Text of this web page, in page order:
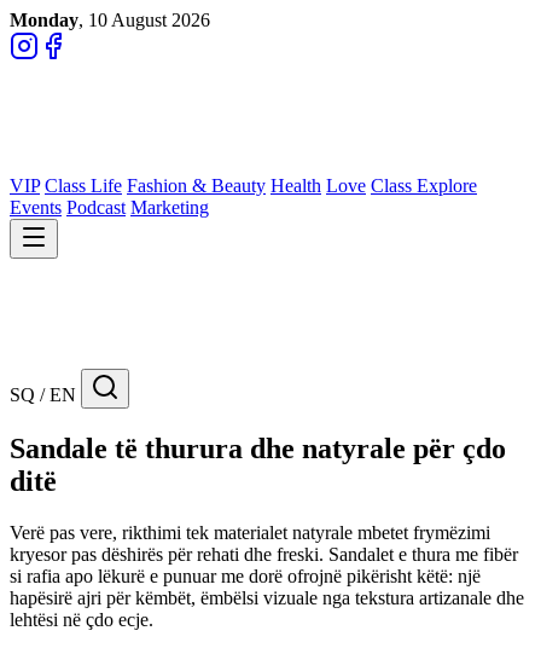
Monday, 10 August 2026
VIP Class Life Fashion & Beauty Health Love Class Explore
Events Podcast Marketing
SQ / EN
Sandale të thurura dhe natyrale për çdo
ditë
Verë pas vere, rikthimi tek materialet natyrale mbetet frymëzimi
kryesor pas dëshirës për rehati dhe freski. Sandalet e thura me fibër
si rafia apo lëkurë e punuar me dorë ofrojnë pikërisht këtë: një
hapësirë ajri për këmbët, ëmbëlsi vizuale nga tekstura artizanale dhe
lehtësi në çdo ecje.